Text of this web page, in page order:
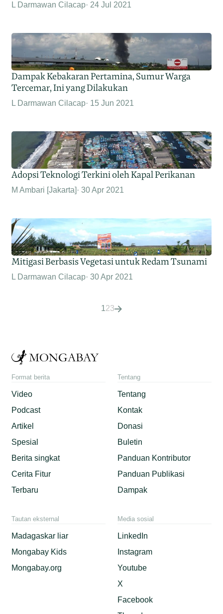
L Darmawan Cilacap 24 Jul 2021
Dampak Kebakaran Pertamina, Sumur Warga
Tercemar, Ini yang Dilakukan
L Darmawan Cilacap 15 Jun 2021
Adopsi Teknologi Terkini oleh Kapal Perikanan
M Ambari [Jakarta] 30 Apr 2021
Mitigasi Berbasis Vegetasi untuk Redam Tsunami
L Darmawan Cilacap 30 Apr 2021
123
Format berita
Video
Podcast
Artikel
Spesial
Berita singkat
Cerita Fitur
Terbaru
Tentang
Tentang
Kontak
Donasi
Buletin
Panduan Kontributor
Panduan Publikasi
Dampak
Tautan eksternal
Madagaskar liar
Mongabay Kids
Mongabay.org
Media sosial
LinkedIn
Instagram
Youtube
X
Facebook